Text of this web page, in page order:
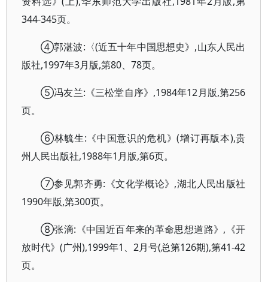
344-345页。
④郭湛波:〈(近五十年中国思想史》,山东人民出
版社,1997年3月版,第80、78页。
⑤冯友兰:《三松堂自序》,1984年12月版,第256
页。
⑥林毓生:《中国意识的危机》(增订再版本),贵
州人民出版社,1988年1月版,第6页。
⑦参见郭齐勇:《文化学概论》,湖北人民出版社
1990年版,第300页。
⑧张滴:《中国近百年来的革命思想道路》,《开
放时代》(广州),1999年1、2月号(总第126期),第41-42
页。